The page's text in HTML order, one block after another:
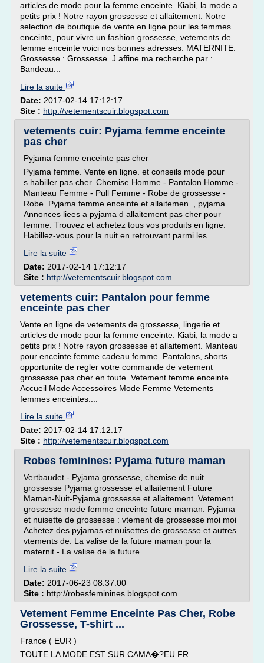
articles de mode pour la femme enceinte. Kiabi, la mode a
petits prix ! Notre rayon grossesse et allaitement. Notre
selection de boutique de vente en ligne pour les femmes
enceinte, pour vivre un fashion grossesse, vetements de
femme enceinte voici nos bonnes adresses. MATERNITE.
Grossesse : Grossesse. J.affine ma recherche par :
Bandeau...
Lire la suite
Date: 2017-02-14 17:12:17
Site : http://vetementscuir.blogspot.com
vetements cuir: Pyjama femme enceinte
pas cher
Pyjama femme enceinte pas cher
Pyjama femme. Vente en ligne. et conseils mode pour
s.habiller pas cher. Chemise Homme - Pantalon Homme -
Manteau Femme - Pull Femme - Robe de grossesse -
Robe. Pyjama femme enceinte et allaitemen.., pyjama.
Annonces liees a pyjama d allaitement pas cher pour
femme. Trouvez et achetez tous vos produits en ligne.
Habillez-vous pour la nuit en retrouvant parmi les...
Lire la suite
Date: 2017-02-14 17:12:17
Site : http://vetementscuir.blogspot.com
vetements cuir: Pantalon pour femme
enceinte pas cher
Vente en ligne de vetements de grossesse, lingerie et
articles de mode pour la femme enceinte. Kiabi, la mode a
petits prix ! Notre rayon grossesse et allaitement. Manteau
pour enceinte femme.cadeau femme. Pantalons, shorts.
opportunite de regler votre commande de vetement
grossesse pas cher en toute. Vetement femme enceinte.
Accueil Mode Accessoires Mode Femme Vetements
femmes enceintes....
Lire la suite
Date: 2017-02-14 17:12:17
Site : http://vetementscuir.blogspot.com
Robes feminines: Pyjama future maman
Vertbaudet - Pyjama grossesse, chemise de nuit
grossesse Pyjama grossesse et allaitement Future
Maman-Nuit-Pyjama grossesse et allaitement. Vetement
grossesse mode femme enceinte future maman. Pyjama
et nuisette de grossesse : vtement de grossesse moi moi
Achetez des pyjamas et nuisettes de grossesse et autres
vtements de. La valise de la future maman pour la
maternit - La valise de la future...
Lire la suite
Date: 2017-06-23 08:37:00
Site : http://robesfeminines.blogspot.com
Vetement Femme Enceinte Pas Cher, Robe
Grossesse, T-shirt ...
France ( EUR )
TOUTE LA MODE EST SUR CAMA�?EU.FR